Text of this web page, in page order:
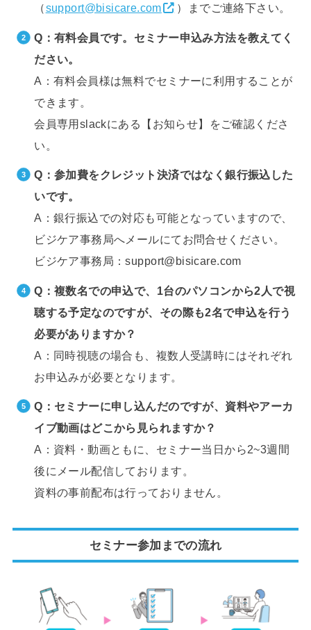
（support@bisicare.com ）までご連絡下さい。
Q：有料会員です。セミナー申込み方法を教えてく
ださい。
A：有料会員様は無料でセミナーに利用することが
できます。
会員専用slackにある【お知らせ】をご確認くださ
い。
Q：参加費をクレジット決済ではなく銀行振込した
いです。
A：銀行振込での対応も可能となっていますので、
ビジケア事務局へメールにてお問合せください。
ビジケア事務局：support@bisicare.com
Q：複数名での申込で、1台のパソコンから2人で視
聴する予定なのですが、 その際も2名で申込を行う
必要がありますか？
A：同時視聴の場合も、複数人受講時にはそれぞれ
お申込みが必要となります。
Q：セミナーに申し込んだのですが、資料やアーカ
イブ動画はどこから見られますか？
A：資料・動画ともに、セミナー当日から2~3週間
後にメール配信しております。
資料の事前配布は行っておりません。
セミナー参加までの流れ